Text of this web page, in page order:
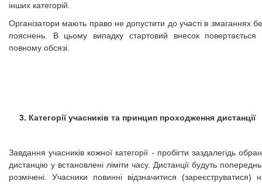
інших категорій.
Організатори мають право не допустити до участі в змаганнях
пояснень. В цьому випадку стартовий внесок повертається
повному обсязі.
3. Категорії учасників та принцип проходження дистанції
Завдання учасників кожної категорії - пробігти заздалегідь
дистанцію у встановлені ліміти часу. Дистанції будуть
розмічені. Учасники повинні відзначитися (зареєструватися)